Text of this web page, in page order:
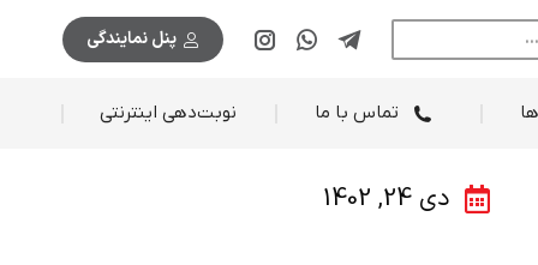
پنل نمایندگی
تماس با ما نوبت‌دهی اینترنتی
دی 24, 1402
تماس با ما نوبت‌دهی اینترنتی